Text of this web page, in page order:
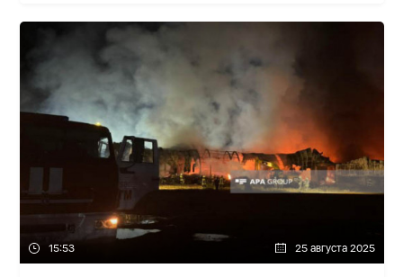
15:53 25 августа 2025